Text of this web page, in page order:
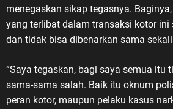
menegaskan sikap tegasnya.
yang terlibat dalam transaksi kotor ini
dan tidak bisa dibenarkan sama
“Saya tegaskan, bagi saya semua itu
sama-sama salah. Baik itu oknum
peran kotor, maupun pelaku kasus